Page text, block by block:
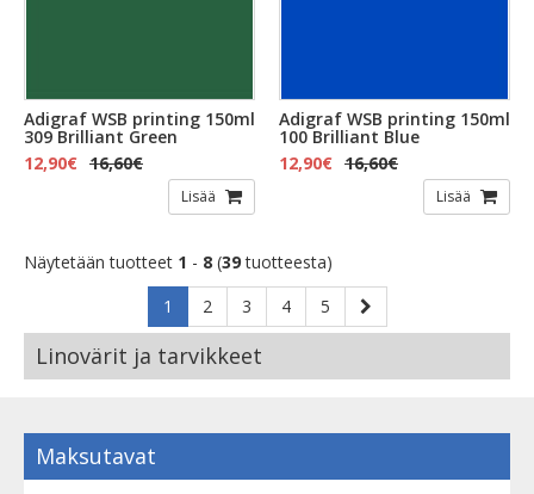
Adigraf WSB printing 150ml
309 Brilliant Green
12,90€ 16,60€
Lisää
Adigraf WSB printing 150ml
100 Brilliant Blue
12,90€ 16,60€
Lisää
Näytetään tuotteet 1 - 8 (39tuotteesta)
1
2 3 4 5
Linovärit ja tarvikkeet
Maksutavat